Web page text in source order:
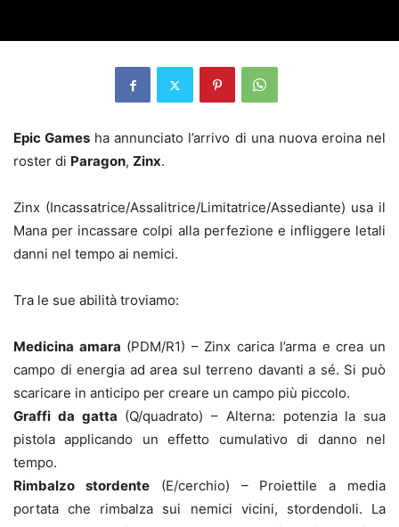
Epic Games ha annunciato l’arrivo di una nuova eroina nel
roster di Paragon, Zinx.
Zinx (Incassatrice/Assalitrice/Limitatrice/Assediante) usa il
Mana per incassare colpi alla perfezione e infliggere letali
danni nel tempo ai nemici.
Tra le sue abilità troviamo:
Medicina amara (PDM/R1) – Zinx carica l’arma e crea un
campo di energia ad area sul terreno davanti a sé. Si può
scaricare in anticipo per creare un campo più piccolo.
Graffi da gatta (Q/quadrato) – Alterna: potenzia la sua
pistola applicando un effetto cumulativo di danno nel
tempo.
Rimbalzo stordente(E/cerchio) – Proiettile a media
portata che rimbalza sui nemici vicini, stordendoli. La